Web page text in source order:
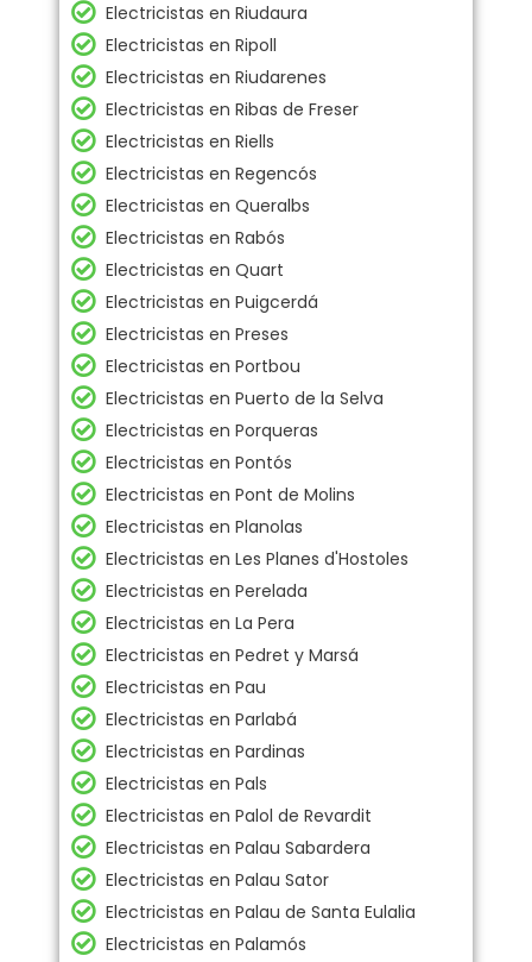
Electricistas en Riudaura
Electricistas en Ripoll
Electricistas en Riudarenes
Electricistas en Ribas de Freser
Electricistas en Riells
Electricistas en Regencós
Electricistas en Queralbs
Electricistas en Rabós
Electricistas en Quart
Electricistas en Puigcerdá
Electricistas en Preses
Electricistas en Portbou
Electricistas en Puerto de la Selva
Electricistas en Porqueras
Electricistas en Pontós
Electricistas en Pont de Molins
Electricistas en Planolas
Electricistas en Les Planes d'Hostoles
Electricistas en Perelada
Electricistas en La Pera
Electricistas en Pedret y Marsá
Electricistas en Pau
Electricistas en Parlabá
Electricistas en Pardinas
Electricistas en Pals
Electricistas en Palol de Revardit
Electricistas en Palau Sabardera
Electricistas en Palau Sator
Electricistas en Palau de Santa Eulalia
Electricistas en Palamós